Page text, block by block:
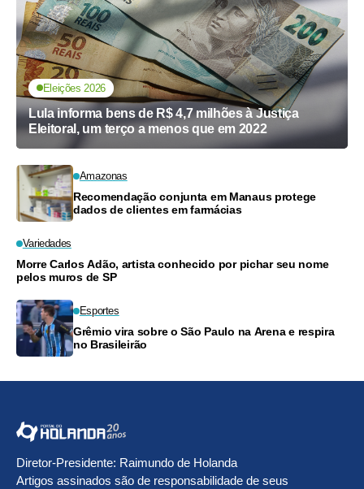
Eleições 2026
Lula informa bens de R$ 4,7 milhões à Justiça
Eleitoral, um terço a menos que em 2022
Amazonas
Recomendação conjunta em Manaus protege
dados de clientes em farmácias
Variedades
Morre Carlos Adão, artista conhecido por pichar seu nome
pelos muros de SP
Esportes
Grêmio vira sobre o São Paulo na Arena e respira
no Brasileirão
Diretor-Presidente: Raimundo de Holanda
Artigos assinados são de responsabilidade de seus